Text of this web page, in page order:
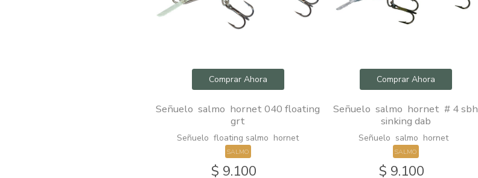
Comprar Ahora
Señuelo salmo hornet 040 floating
grt
Señuelo floating salmo hornet
SALMO
$ 9.100
Comprar Ahora
Señuelo salmo hornet # 4 sbh
sinking dab
Señuelo salmo hornet
SALMO
$ 9.100